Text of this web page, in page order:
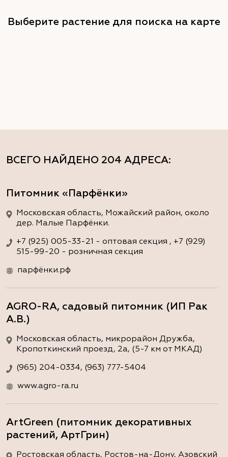
ВСЕГО НАЙДЕНО 204 АДРЕСА:
Питомник «Парфёнки»
Московская область, Можайский район, около
дер. Малые Парфёнки.
+7 (925) 005-33-21 - оптовая секция , +7 (929)
515-99-20 - розничная секция
парфёнки.рф
AGRO-RA, садовый питомник (ИП Рак
А.В.)
Московская область, микрорайон Дружба,
Кропоткинский проезд, 2а, (5-7 км от МКАД)
(965) 204-0334, (963) 777-5404
www.agro-ra.ru
ArtGreen (питомник декоративных
растений, АртГрин)
Ростовская область, Ростов-на-Дону, Азовский
Выберите растение для поиска на карте